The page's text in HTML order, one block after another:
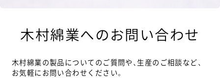
木村綿業へのお問い合わせ
木村綿業の製品についてのご質問や、生産のご相談など、
お気軽にお問い合わせください。